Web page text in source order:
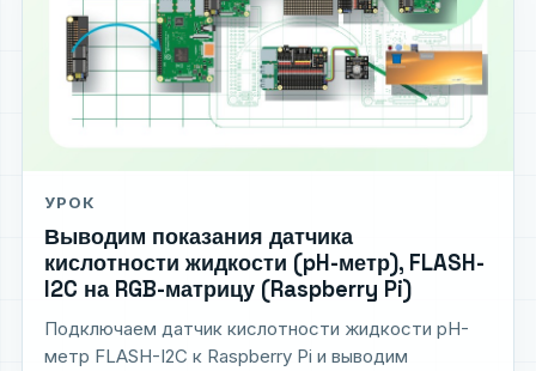
УРОК
Выводим показания датчика
кислотности жидкости (pH-метр), FLASH-
I2C на RGB-матрицу (Raspberry Pi)
Подключаем датчик кислотности жидкости pH-
метр FLASH-I2C к Raspberry Pi и выводим